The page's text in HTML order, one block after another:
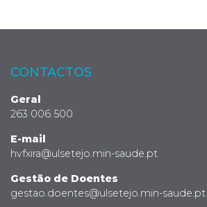
CONTACTOS
Geral
263 006 500
E-mail
hvfxira@ulsetejo.min-saude.pt
Gestão de Doentes
gestao.doentes@ulsetejo.min-saude.pt